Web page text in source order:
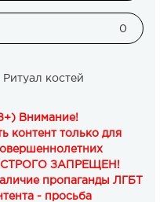
0
костей
Внимание!
контент только для
СТРОГО ЗАПРЕЩЕН!
пропаганды ЛГБТ
- просьба